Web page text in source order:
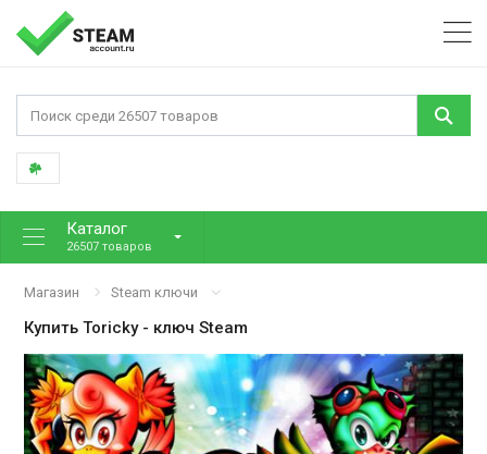
Каталог
26507 товаров
Магазин Steam ключи
КупитьToricky- ключ Steam